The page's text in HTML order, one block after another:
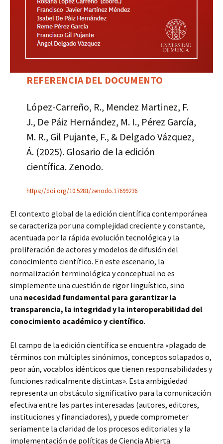
REFERENCIA DEL DOCUMENTO
López-Carreño, R., Mendez Martinez, F.
J., De Páiz Hernández, M. I., Pérez García,
M. R., Gil Pujante, F., & Delgado Vázquez,
Á. (2025). Glosario de la edición
científica. Zenodo.
https://doi.org/10.5281/zenodo.17699236
El contexto global de la edición científica contemporánea
se caracteriza por una complejidad creciente y constante,
acentuada por la rápida evolución tecnológica y la
proliferación de actores y modelos de difusión del
conocimiento científico. En este escenario, la
normalización terminológica y conceptual no es
simplemente una cuestión de rigor lingüístico, sino
una necesidad fundamental para garantizar la
transparencia, la integridad y la interoperabilidad del
conocimiento académico y científico.
El campo de la edición científica se encuentra «plagado de
términos con múltiples sinónimos, conceptos solapados o,
peor aún, vocablos idénticos que tienen responsabilidades y
funciones radicalmente distintas». Esta ambigüedad
representa un obstáculo significativo para la comunicación
efectiva entre las partes interesadas (autores, editores,
instituciones y financiadores), y puede comprometer
seriamente la claridad de los procesos editoriales y la
implementación de políticas de Ciencia Abierta.